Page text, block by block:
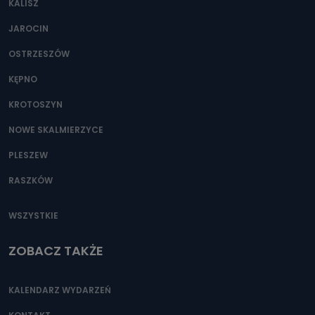
Można to zrobić pod numerem telefonu 62 735-51-05 lub
KALISZ
JAROCIN
OSTRZESZÓW
KĘPNO
KROTOSZYN
NOWE SKALMIERZYCE
PLESZEW
RASZKÓW
WSZYSTKIE
ZOBACZ TAKŻE
KALENDARZ WYDARZEŃ